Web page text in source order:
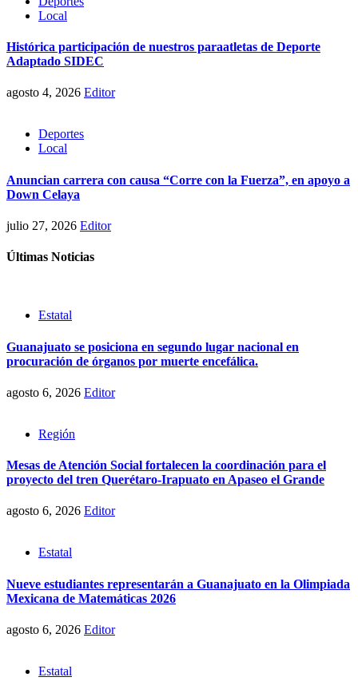
Local
Histórica participación de nuestros paraatletas de Deporte
Adaptado SIDEC
agosto 4, 2026 Editor
Deportes
Local
Anuncian carrera con causa “Corre con la Fuerza”, en apoyo a
Down Celaya
julio 27, 2026 Editor
Últimas Noticias
Estatal
Guanajuato se posiciona en segundo lugar nacional en
procuración de órganos por muerte encefálica.
agosto 6, 2026 Editor
Región
Mesas de Atención Social fortalecen la coordinación para el
proyecto del tren Querétaro-Irapuato en Apaseo el Grande
agosto 6, 2026 Editor
Estatal
Nueve estudiantes representarán a Guanajuato en la Olimpiada
Mexicana de Matemáticas 2026
agosto 6, 2026 Editor
Estatal